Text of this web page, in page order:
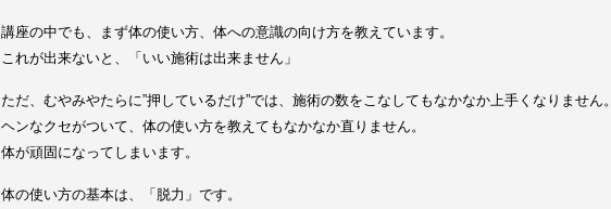
講座の中でも、まず体の使い方、体への意識の向け方を教えています。
これが出来ないと、「いい施術は出来ません」
ただ、むやみやたらに”押しているだけ”では、施術の数をこなしてもなかなか上手くなりません。
ヘンなクセがついて、体の使い方を教えてもなかなか直りません。
体が頑固になってしまいます。
体の使い方の基本は、「脱力」です。